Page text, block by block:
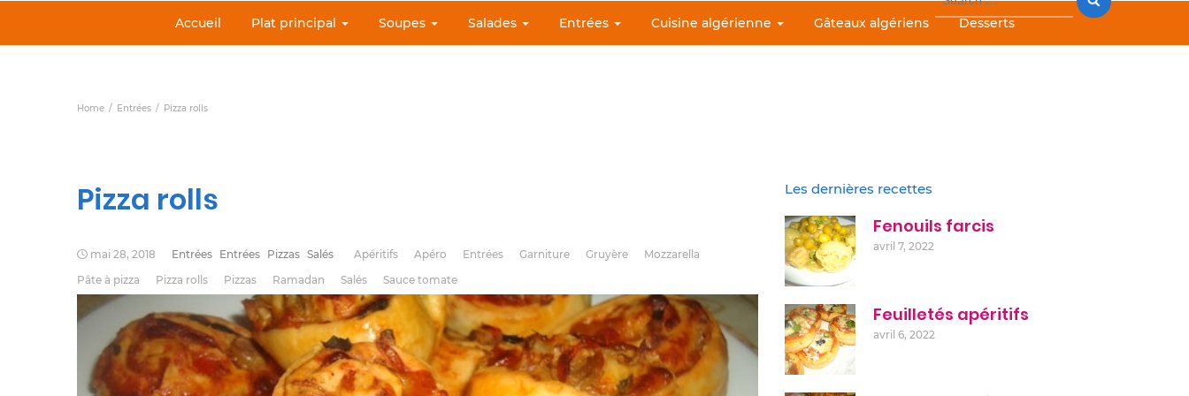
Accueil Plat principal Soupes Salades Entrées Cuisine algérienne Gâteaux algériens Desserts
Home Entrées Pizza rolls
Pizza rolls
mai 28, 2018 Entrées Entrées Pizzas Salés Apéritifs Apéro Entrées Garniture Gruyère
Mozzarella
Pâte à pizza
Pizza rolls Pizzas Ramadan Salés Sauce tomate
Les dernières recettes
Fenouils farcis
avril 7, 2022
Feuilletés apéritifs
avril 6, 2022